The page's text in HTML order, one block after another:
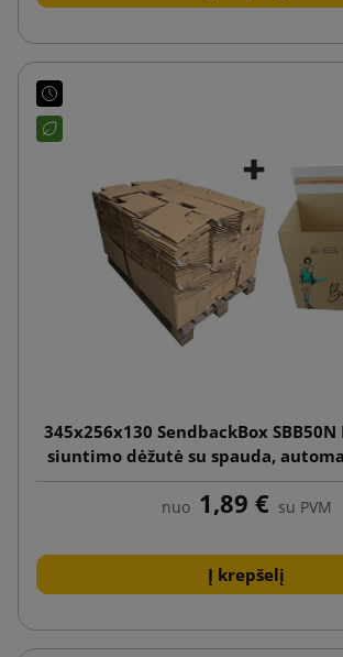
345x256x130 SendbackBox
siuntimo dėžutė su spauda,
nuo 1,89 € su PVM
Į krepšelį